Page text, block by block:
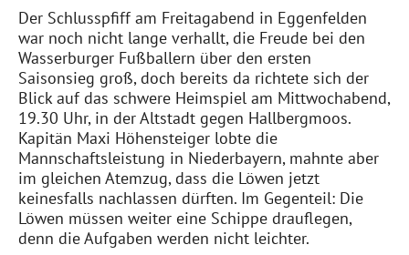
Der Schlusspfiff am Freitagabend in Eggenfelden
war noch nicht lange verhallt, die Freude bei den
Wasserburger Fußballern über den ersten
Saisonsieg groß, doch bereits da richtete sich der
Blick auf das schwere Heimspiel am Mittwochabend,
19.30 Uhr, in der Altstadt gegen Hallbergmoos.
Kapitän Maxi Höhensteiger lobte die
Mannschaftsleistung in Niederbayern, mahnte aber
im gleichen Atemzug, dass die Löwen jetzt
keinesfalls nachlassen dürften. Im Gegenteil: Die
Löwen müssen weiter eine Schippe drauflegen,
denn die Aufgaben werden nicht leichter.